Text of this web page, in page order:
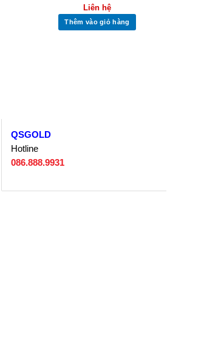
Liên hệ
Thêm vào giỏ hàng
QSGOLD
Hotline
086.888.9931